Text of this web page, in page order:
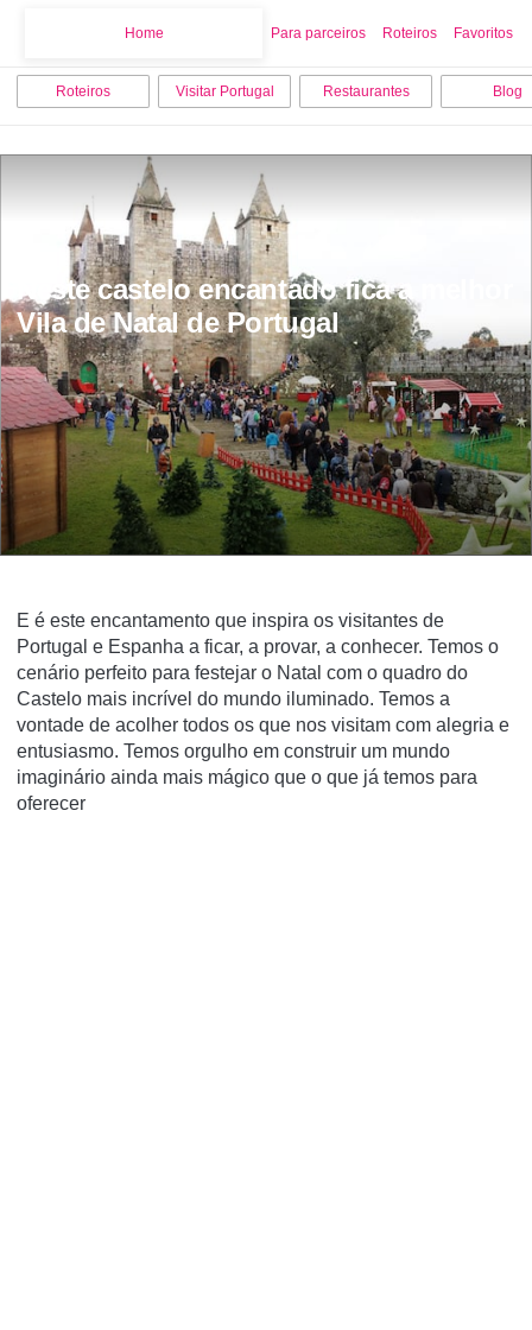
Home Para parceiros Roteiros Favoritos
Roteiros Visitar Portugal Restaurantes Blog
Neste castelo encantado fica a melhor
Vila de Natal de Portugal
E é este encantamento que inspira os visitantes de
Portugal e Espanha a ficar, a provar, a conhecer. Temos o
cenário perfeito para festejar o Natal com o quadro do
Castelo mais incrível do mundo iluminado. Temos a
vontade de acolher todos os que nos visitam com alegria e
entusiasmo. Temos orgulho em construir um mundo
imaginário ainda mais mágico que o que já temos para
oferecer